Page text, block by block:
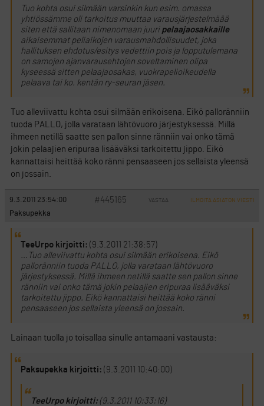
Tuo kohta osui silmään varsinkin kun esim. omassa
yhtiössämme oli tarkoitus muuttaa varausjärjestelmäää
siten että sallitaan nimenomaan juuri pelaajaosakkaille
aikaisemmat peliaikojen varausmahdollisuudet, joka
hallituksen ehdotus/esitys vedettiin pois ja lopputulemana
on samojen ajanvarausehtojen soveltaminen olipa
kyseessä sitten pelaajaosakas, vuokrapelioikeudella
pelaava tai ko. kentän ry-seuran jäsen.
Tuo alleviivattu kohta osui silmään erikoisena. Eikö palloränniin
tuoda PALLO, jolla varataan lähtövuoro järjestyksessä. Millä
ihmeen netillä saatte sen pallon sinne ränniin vai onko tämä
jokin pelaajien eripuraa lisääväksi tarkoitettu jippo. Eikö
kannattaisi heittää koko ränni pensaaseen jos sellaista yleensä
on jossain.
9.3.2011 23:54:00 #445165 VASTAA ILMOITA ASIATON VIESTI
Paksupekka
TeeUrpo kirjoitti: (9.3.2011 21:38:57)
…Tuo alleviivattu kohta osui silmään erikoisena. Eikö
palloränniin tuoda PALLO, jolla varataan lähtövuoro
järjestyksessä. Millä ihmeen netillä saatte sen pallon sinne
ränniin vai onko tämä jokin pelaajien eripuraa lisääväksi
tarkoitettu jippo. Eikö kannattaisi heittää koko ränni
pensaaseen jos sellaista yleensä on jossain.
Lainaan tuolla jo toisallaa sinulle antamaani vastausta:
Paksupekka kirjoitti: (9.3.2011 10:40:00)
TeeUrpo kirjoitti:(9.3.2011 10:33:16)